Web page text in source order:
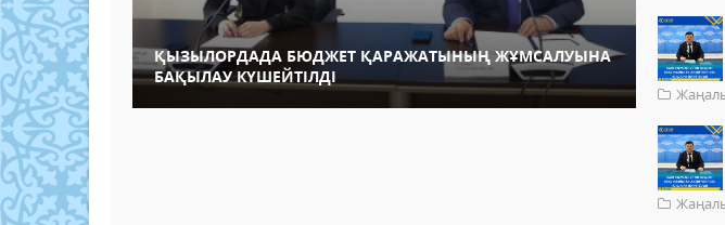
ҚЫЗЫЛОРДАДА БЮДЖЕТ ҚАРАЖАТЫНЫҢ ЖҰМСАЛУЫНА
БАҚЫЛАУ КҮШЕЙТІЛДІ